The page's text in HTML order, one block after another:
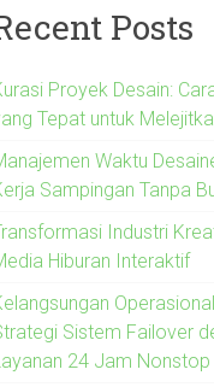
Posts
Proyek Desain:
Tepat untuk
Waktu
Sampingan Tanpa
Industri
Hiburan Interaktif
Sistem Failover
24 Jam Nonstop